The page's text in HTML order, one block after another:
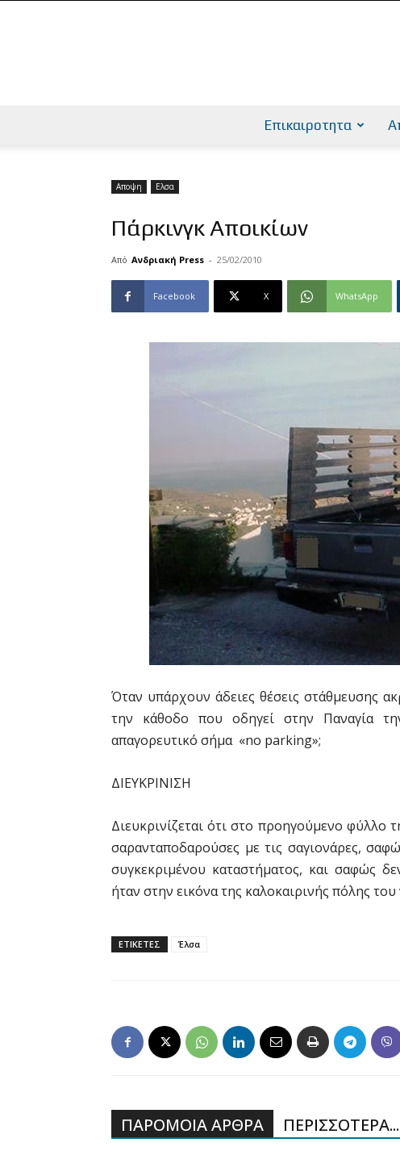
Επικαιροτητα
Αποψη Ελσα
Πάρκινγκ Αποικίων
Από Ανδριακή Press - 25/02/2010
Facebook X WhatsApp
Όταν υπάρχουν άδειες θέσεις στάθμευσης
την κάθοδο που οδηγεί στην Παναγία
απαγορευτικό σήμα «no parking»;
ΔΙΕΥΚΡΙΝΙΣΗ
Διευκρινίζεται ότι στο προηγούμενο φύλλο
σαρανταποδαρούσες με τις σαγιονάρες,
συγκεκριμένου καταστήματος, και σαφώς
ήταν στην εικόνα της καλοκαιρινής πόλης του
ΕΤΙΚΕΤΕΣ Έλσα
ΠΑΡΟΜΟΙΑ ΑΡΘΡΑ